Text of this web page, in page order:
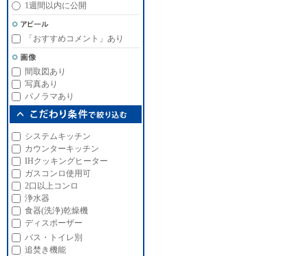
1週間以内に公開
「おすすめコメント」あり
間取図あり
写真あり
パノラマあり
システムキッチン
カウンターキッチン
IHクッキングヒーター
ガスコンロ使用可
2口以上コンロ
浄水器
食器(洗浄)乾燥機
ディスポーザー
バス・トイレ別
追焚き機能